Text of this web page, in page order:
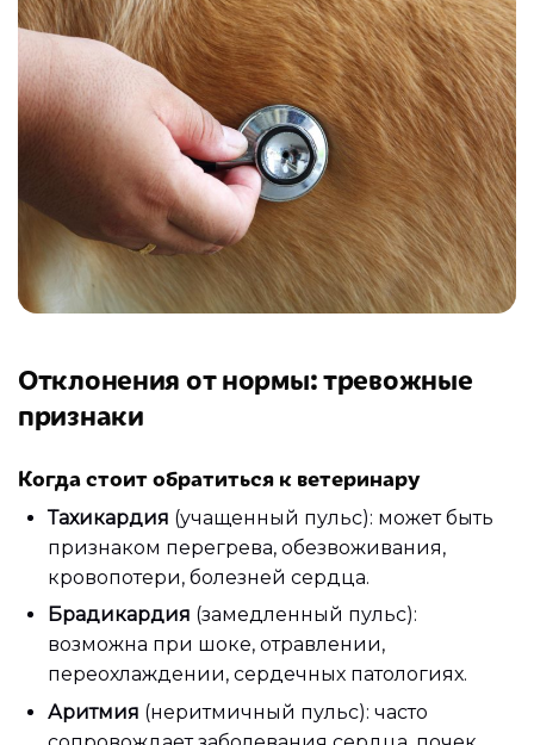
Отклонения от нормы: тревожные
признаки
Когда стоит обратиться к ветеринару
Тахикардия (учащенный пульс): может быть
признаком перегрева, обезвоживания,
кровопотери, болезней сердца.
Брадикардия (замедленный пульс):
возможна при шоке, отравлении,
переохлаждении, сердечных патологиях.
Аритмия (неритмичный пульс): часто